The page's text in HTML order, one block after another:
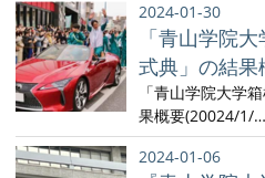
2024-01-30
「青山学院
式典」の結
「青山学院大学
果概要(20024/1/…
2024-01-06